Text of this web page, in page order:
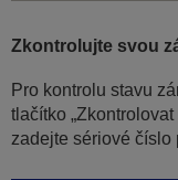
Zkontrolujte svou
Pro kontrolu stavu
tlačítko
zadejte sériové číslo